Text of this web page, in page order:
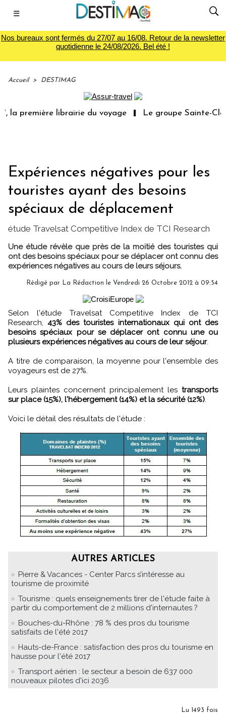
☰
Nos bureaux sont fermés du 27/07 au 16/08. Retour de la newsletter
quotidienne le 24/08/2026. Bel été !
Accueil > DESTIMAG
première librairie du voyage Le groupe Sainte-
Expériences négatives pour les
touristes ayant des besoins
spéciaux de déplacement
étude Travelsat Competitive Index de TCI Research
Une étude révèle que près de la moitié des touristes qui
ont des besoins spéciaux pour se déplacer ont connu des
expériences négatives au cours de leurs séjours.
Rédigé par La Rédaction le Vendredi 26 Octobre 2012 à 09:54
Selon l'étude Travelsat Competitive Index de TCI
Research,43% des touristes internationaux qui ont des
besoins spéciaux pour se déplacer ont connu une ou
plusieurs expériences négatives au cours de leur séjour.
A titre de comparaison, la moyenne pour l'ensemble des
voyageurs est de 27%.
Leurs plaintes concernent principalement les transports
sur place (15%), l'hébergement (14%) et la sécurité (12%)
Voici le détail des résultats de l'étude :
AUTRES ARTICLES
Pierre & Vacances - Center Parcs s’intéresse au
tourisme de proximité
Tourisme : quels enseignements tirer de l'étude faite à
partir du comportement de 2 millions d'internautes ?
Bouches-du-Rhône : 78 % des pros du tourisme
satisfaits de l'été 2017
Hauts-de-France : satisfaction des pros du tourisme en
hausse pour l'été 2017
Transport aérien : le secteur a besoin de 637 000
nouveaux pilotes d'ici 2036
Lu 1493 fois